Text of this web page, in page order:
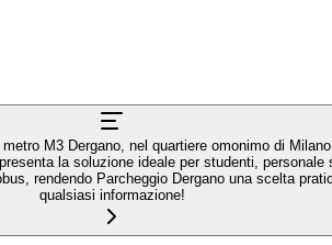
M3 Dergano, nel quartiere omonimo di
la soluzione ideale per studenti,
rendendo Parcheggio Dergano una scelta
qualsiasi informazione!